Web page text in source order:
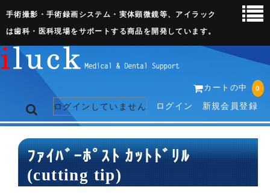
手術撮影・手術録画システム・実体顕微鏡等、アイラック
は歯科・医科現場をサポートする商品を開発しています。
カートの中 0
ログインしていません ログイン 新規会員登録
トップページ
ネット販売ページ
ﾌｧｲﾊﾞｰﾎﾟｽﾄ ｶｯﾄﾄﾞﾘﾙ
(cutting tip)